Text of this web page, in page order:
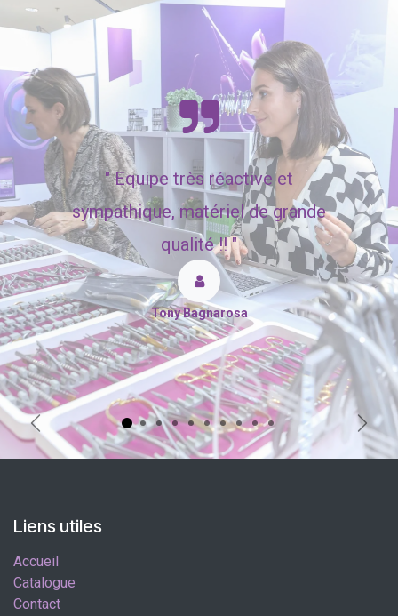
"Equipe très réactive et
sympathique, matériel de grande
qualité !! "
Tony Bagnarosa
Précédent
Liens utiles
Accueil
Catalogue
Contact